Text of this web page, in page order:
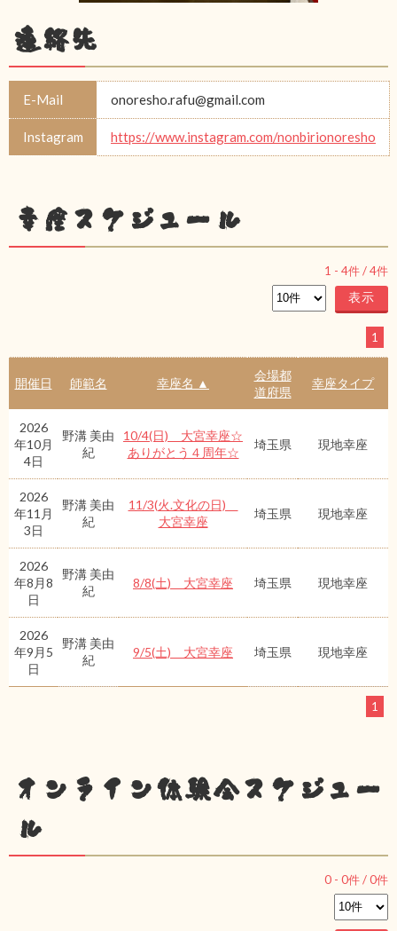
連絡先
E-Mail onoresho.rafu@gmail.com
Instagram https://www.instagram.com/nonbirionoresho
幸座スケジュール
1 - 4件 /4件
1
開催日 師範名 幸座名 ▲
会場都
道府県
幸座タイプ
2026
年10月
4日
野溝 美由
紀
10/4(日) 大宮幸座☆
ありがとう４周年☆
埼玉県 現地幸座
2026
年11月
3日
野溝 美由
紀
11/3(火.文化の日)
大宮幸座
埼玉県 現地幸座
2026
年8月8
日
野溝 美由
紀
8/8(土) 大宮幸座 埼玉県 現地幸座
2026
年9月5
日
野溝 美由
紀
9/5(土) 大宮幸座 埼玉県 現地幸座
1
オンライン体験会スケジュー
ル
0 - 0件 /0件